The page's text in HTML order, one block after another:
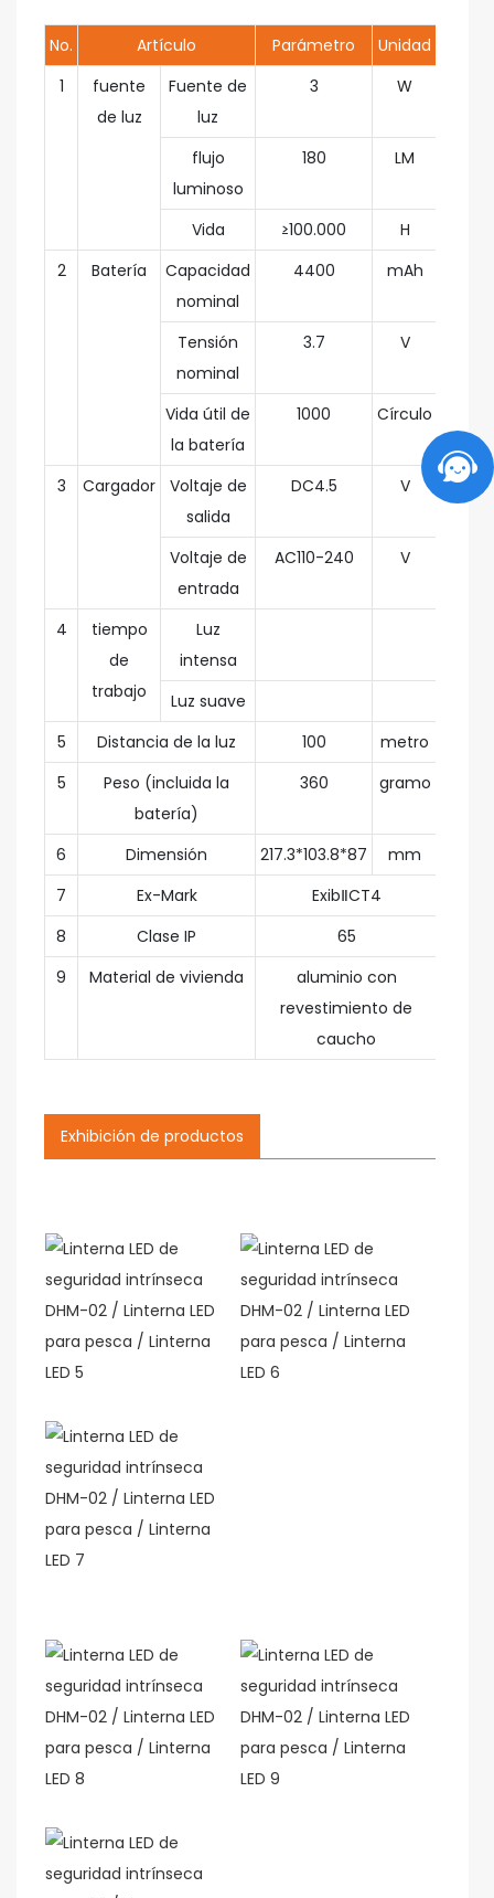
No. Artículo Parámetro
Unidad
1
fuente
de luz
Fuente de
luz
3 W
flujo
luminoso
180 LM
Vida ≥100.000
H
2
Batería
Capacidad
nominal
4400 mAh
Tensión
nominal
3.7 V
Vida útil de
la batería
1000 Círculo
3 Cargador
Voltaje de
salida
DC4.5 V
Voltaje de
entrada
AC110-240 V
4
tiempo
de
trabajo
Luz
intensa
Luz suave
5
Distancia de la luz 100
metro
5
Peso (incluida la
batería)
360 gramo
6 Dimensión 217.3*103.8*87
mm
7
Ex-Mark
ExibⅡCT4
8
Clase IP
65
9
Material de vivienda
aluminio con
revestimiento de
caucho
Exhibición de productos